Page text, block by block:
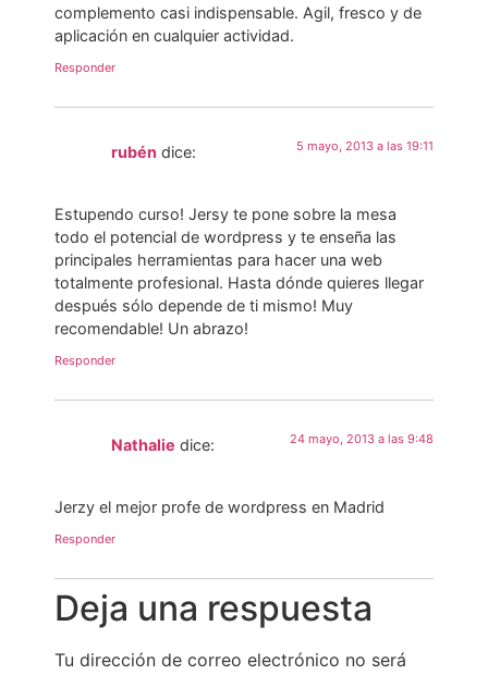
complemento casi indispensable. Agil, fresco y de
aplicación en cualquier actividad.
Responder
rubén dice: 5 mayo, 2013 a las 19:11
Estupendo curso! Jersy te pone sobre la mesa
todo el potencial de wordpress y te enseña las
principales herramientas para hacer una web
totalmente profesional. Hasta dónde quieres llegar
después sólo depende de ti mismo! Muy
recomendable! Un abrazo!
Responder
Nathalie dice: 24 mayo, 2013 a las 9:48
Jerzy el mejor profe de wordpress en Madrid
Responder
Deja una respuesta
Tu dirección de correo electrónico no será